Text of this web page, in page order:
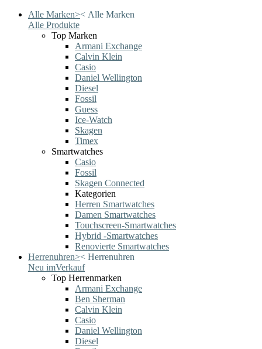
Alle Marken>< Alle Marken
Alle Produkte
Top Marken
Armani Exchange
Calvin Klein
Casio
Daniel Wellington
Diesel
Fossil
Guess
Ice-Watch
Skagen
Timex
Smartwatches
Casio
Fossil
Skagen Connected
Kategorien
Herren Smartwatches
Damen Smartwatches
Touchscreen-Smartwatches
Hybrid -Smartwatches
Renovierte Smartwatches
Herrenuhren>< Herrenuhren
Neu imVerkauf
Top Herrenmarken
Armani Exchange
Ben Sherman
Calvin Klein
Casio
Daniel Wellington
Diesel